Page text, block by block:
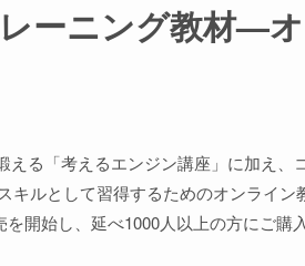
ーニング教材—
える「考えるエンジン講座」に加え
ルとして習得するためのオンライン
開始し、延べ1000人以上の方にご購